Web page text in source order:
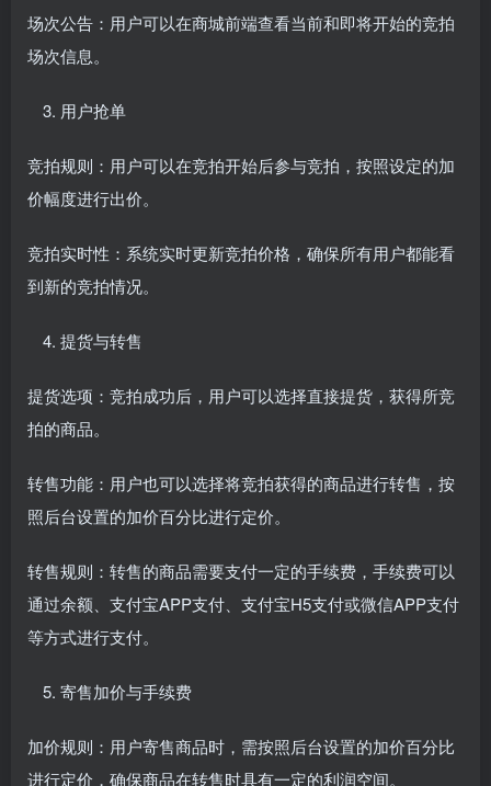
场次公告：用户可以在商城前端查看当前和即将开始的竞拍
场次信息。
用户抢单
竞拍规则：用户可以在竞拍开始后参与竞拍，按照设定的加
价幅度进行出价。
竞拍实时性：系统实时更新竞拍价格，确保所有用户都能看
到新的竞拍情况。
提货与转售
提货选项：竞拍成功后，用户可以选择直接提货，获得所竞
拍的商品。
转售功能：用户也可以选择将竞拍获得的商品进行转售，按
照后台设置的加价百分比进行定价。
转售规则：转售的商品需要支付一定的手续费，手续费可以
通过余额、支付宝APP支付、支付宝H5支付或微信APP支付
等方式进行支付。
寄售加价与手续费
加价规则：用户寄售商品时，需按照后台设置的加价百分比
进行定价，确保商品在转售时具有一定的利润空间。